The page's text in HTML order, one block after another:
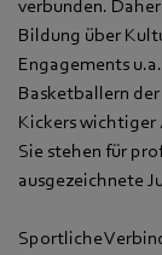
verbunden.
Bildung über
Engagements
Basketballern
Kickers wichtiger
Sie stehen für
ausgezeichnete
Sportliche